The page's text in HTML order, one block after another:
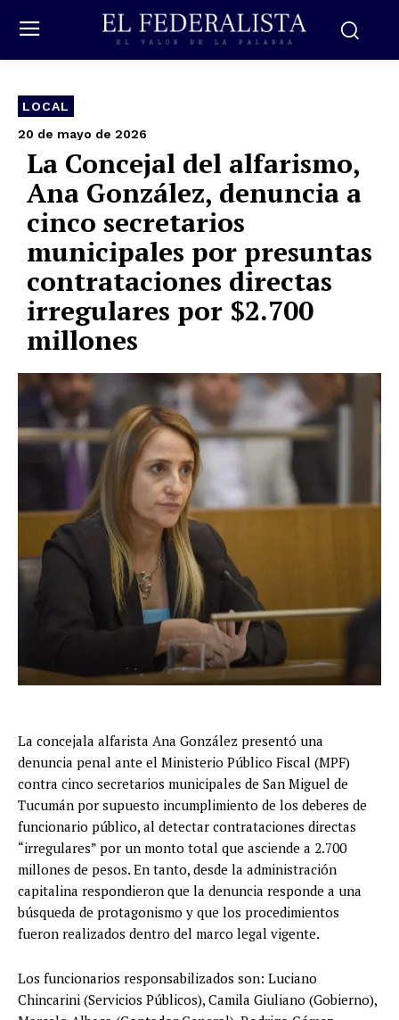
LOCAL
20 de mayo de 2026
La Concejal del alfarismo,
Ana González, denuncia a
cinco secretarios
municipales por presuntas
contrataciones directas
irregulares por $2.700
millones
La concejala alfarista Ana González presentó una
denuncia penal ante el Ministerio Público Fiscal (MPF)
contra cinco secretarios municipales de San Miguel de
Tucumán por supuesto incumplimiento de los deberes de
funcionario público, al detectar contrataciones directas
“irregulares” por un monto total que asciende a 2.700
millones de pesos. En tanto, desde la administración
capitalina respondieron que la denuncia responde a una
búsqueda de protagonismo y que los procedimientos
fueron realizados dentro del marco legal vigente.
Los funcionarios responsabilizados son: Luciano
Chincarini (Servicios Públicos), Camila Giuliano (Gobierno),